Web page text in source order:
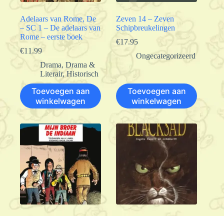
Adelaars van Rome, De
– SC 1 – De adelaars van
Rome – eerste boek
€11.99
Drama, Drama &
Literair, Historisch
Toevoegen aan
winkelwagen
Zeven 14 – Zeven
Schipbreukelingen
€17.95
Ongecategorizeerd
Toevoegen aan
winkelwagen